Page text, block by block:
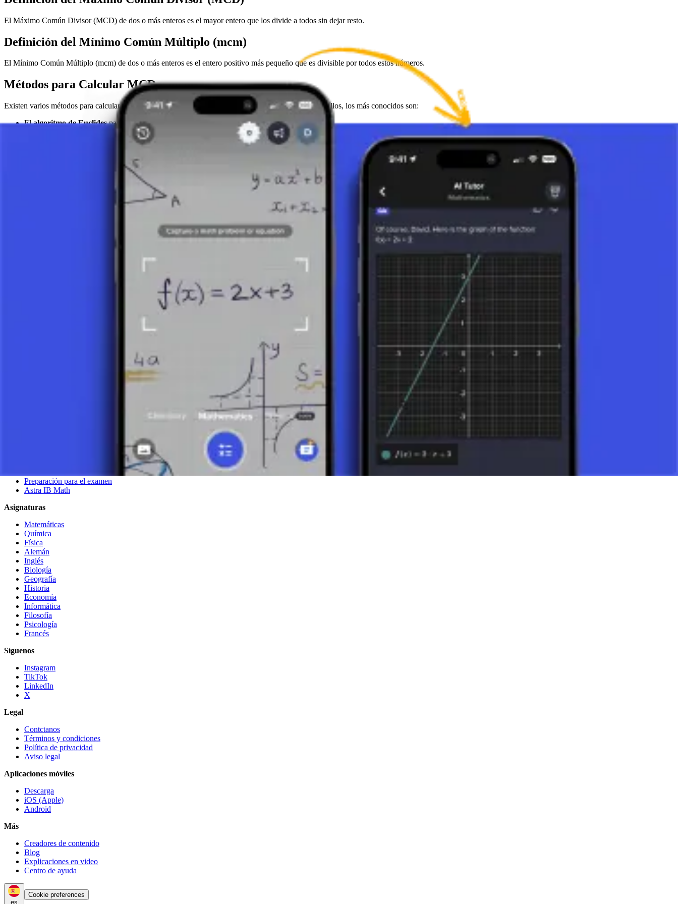
El Máximo Común Divisor (MCD) de dos o más enteros es el mayor entero que los divide a todos sin dejar resto.
Definición del Mínimo Común Múltiplo (mcm)
El Mínimo Común Múltiplo (mcm) de dos o más enteros es el entero positivo más pequeño que es divisible por todos estos números.
Métodos para Calcular MCD y mcm
Existen varios métodos para calcular el Máximo Común Divisor y el Mínimo Común Múltiplo. Entre ellos, los más conocidos son:
Elalgoritmo de Euclidespara el Máximo Común Divisor.
tanto para el MCD como para el mcm.
Usar la regla fundamental de que el Mínimo Común Múltiplo es igual al producto de los números dividido por su Máximo Común Divisor:mcm(a, b) = (|a × b|) / MCD(a, b)
Calculemos el Máximo Común Divisor (MCD) y el Mínimo Común Múltiplo (mcm) para los números 18 y 12.
MÁXIMO COMÚN DIVISOR (MCD):
Primero, encontramos la factorización en primos de los números:
Los factores primos comunes son 2 y 3. El Máximo Común Divisor es el producto de las potencias más bajas de estos factores primos comunes:
Primero, calcula el producto de los números: . Luego, calcula el mcm como el producto de los números dividido por su MCD:
Método 2: Usando la factorización en primosEl Mínimo Común Múltiplo es el producto de las potencias más altas de todos los factores primos presentes en cualquiera de los números: Los factores
primos involucrados son 2 y 3. La potencia más alta de 2 es
(de 12). La potencia más alta de 3 es mcm(18, 12) = 2² × 3² = 4 × 9 = 36.
Haz una foto de tu tarea y utiliza el tutor de IA.
El Máximo Común Divisor y el Mínimo Común Múltiplo
Preparación para el examen
Astra IB Math
Asignaturas
Matemáticas
Química
Física
Alemán
Inglés
Biología
Geografía
Historia
Economía
Informática
Filosofía
Psicología
Francés
Síguenos
Instagram
TikTok
LinkedIn
X
Legal
Contctanos
Términos y condiciones
Política de privacidad
Aviso legal
Aplicaciones móviles
Descarga
iOS (Apple)
Android
Más
Creadores de contenido
Blog
Explicaciones en video
Centro de ayuda
es
Cookie preferences